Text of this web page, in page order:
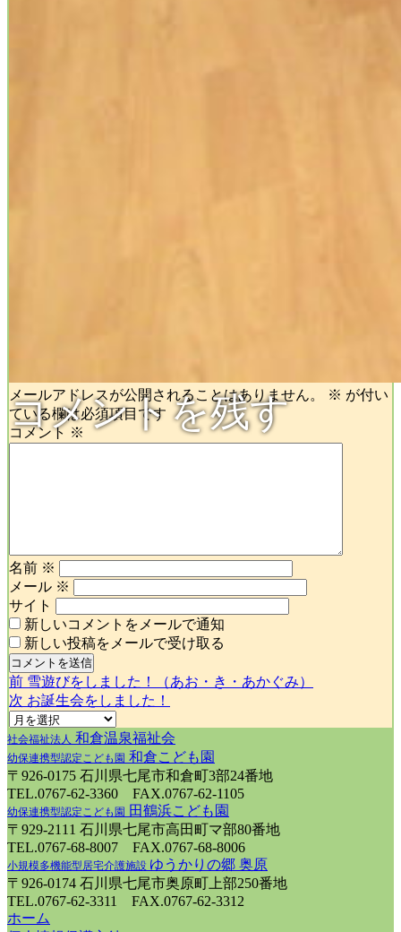
コメントを残す
メールアドレスが公開されることはありません。 ※ が付い
ている欄は必須項目です
コメント ※
名前 ※
メール ※
サイト
新しいコメントをメールで通知
新しい投稿をメールで受け取る
投
稿
ナ
ビ
ゲ
前 前
の
投
稿:
雪遊びをしました！（あお・き・あかぐみ）
次 次
の
投
稿:
お誕生会をしました！
社会福祉法人 和倉温泉福祉会
幼保連携型認定こども園 和倉こども園
〒926-0175 石川県七尾市和倉町3部24番地
TEL.0767-62-3360 FAX.0767-62-1105
幼保連携型認定こども園 田鶴浜こども園
〒929-2111 石川県七尾市高田町マ部80番地
TEL.0767-68-8007 FAX.0767-68-8006
小規模多機能型居宅介護施設 ゆうかりの郷 奥原
〒926-0174 石川県七尾市奥原町上部250番地
TEL.0767-62-3311 FAX.0767-62-3312
ホーム